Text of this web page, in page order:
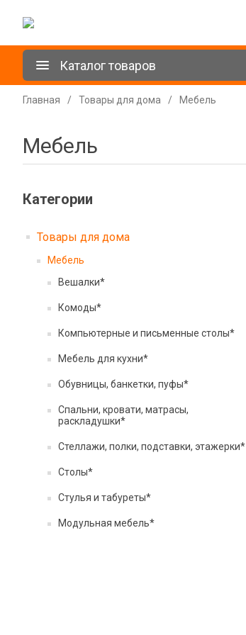
Каталог товаров
Главная / Товары для дома / Мебель
Мебель
Категории
Товары для дома
Мебель
Вешалки*
Комоды*
Компьютерные и письменные столы*
Мебель для кухни*
Обувницы, банкетки, пуфы*
Спальни, кровати, матрасы,
раскладушки*
Стеллажи, полки, подставки, этажерки*
Столы*
Стулья и табуреты*
Модульная мебель*